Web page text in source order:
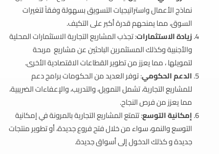
نماذج الأعمال واستراتيجيات التسويق بسهولة وفقاً لتغيرات
السوق، مما يمنحهم قدرة أكبر على التكيف.
زيادة الاستثمارات: تجذب المشاريع التجارية الاستثمارات المحلية
والأجنبية وكذلك المستثمرين الباحثين عن مشاريع مربحة
لتمويلها ، مما يعزز من تطوير القطاعات الاقتصادية الأخرى.
الدعم الحكومي: توفر العديد من الحكومات برامج دعم
للمشاريع التجارية، تشمل التمويل، والتدريب، والإعفاءات الضريبية،
مما يعزز من فرص النجاح.
إمكانية التوسع: تتمتع المشاريع التجارية بالمرونة في إمكانية
التوسع والنمو، سواء من خلال فتح فروع جديدة، أو تطوير منتجات
جديدة و كذلك الدخول إلى أسواق جديدة.